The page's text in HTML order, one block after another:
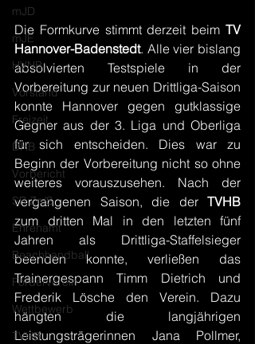
mJD
mJE
HVNB
Vorstand
Freizeit
DHB
Vorbericht
SR Zn/S
Ehrenamt
Beachhandball
Förderverein
Wettbewerb
TVHB
Die Formkurve stimmt derzeit beim TV
Hannover-Badenstedt. Alle vier bislang
absolvierten Testspiele in der
Vorbereitung zur neuen Drittliga-Saison
konnte Hannover gegen gutklassige
Gegner aus der 3. Liga und Oberliga
für sich entscheiden. Dies war zu
Beginn der Vorbereitung nicht so ohne
weiteres vorauszusehen. Nach der
vergangenen Saison, die der
zum dritten Mal in den letzten fünf
Jahren als Drittliga-Staffelsieger
beenden konnte, verließen das
Trainergespann Timm Dietrich und
Frederik Lösche den Verein. Dazu
hängten die langjährigen
Leistungsträgerinnen Jana Pollmer,